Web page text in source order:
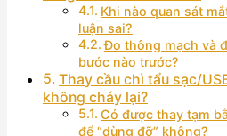
Khi nào quan sát
luận sai?
Đo thông mạch và
bước nào trước?
Thay cầu chì tẩu sạc/
không cháy lại?
Có được thay tạm
để “dùng đỡ” không?